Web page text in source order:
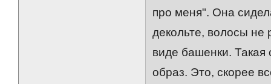
про меня". Она
декольте, волосы
виде башенки.
образ. Это, скорее